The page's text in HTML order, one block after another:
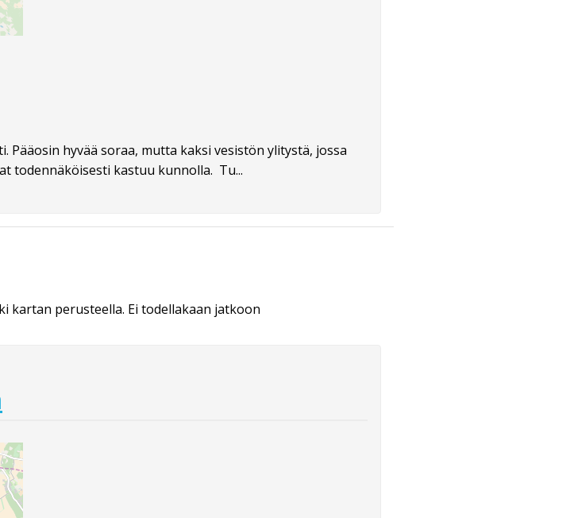
Pääosin hyvää soraa, mutta kaksi vesistön ylitystä, jossa
todennäköisesti kastuu kunnolla. Tu...
kartan perusteella. Ei todellakaan jatkoon